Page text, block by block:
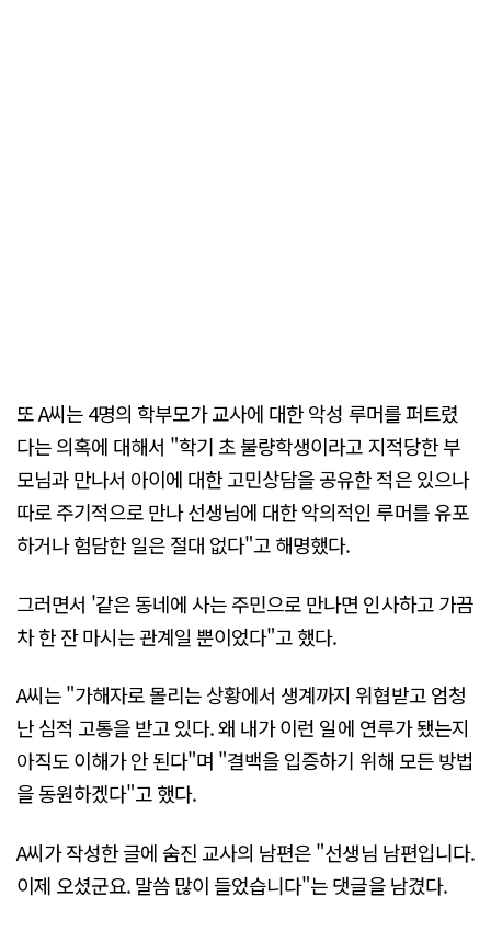
또 A씨는 4명의 학부모가 교사에 대한 악성 루머를 퍼트렸
다는 의혹에 대해서 "학기 초 불량학생이라고 지적당한 부
모님과 만나서 아이에 대한 고민상담을 공유한 적은 있으나
따로 주기적으로 만나 선생님에 대한 악의적인 루머를 유포
하거나 험담한 일은 절대 없다"고 해명했다.
그러면서 '같은 동네에 사는 주민으로 만나면 인사하고 가끔
차 한 잔 마시는 관계일 뿐이었다"고 했다.
A씨는 "가해자로 몰리는 상황에서 생계까지 위협받고 엄청
난 심적 고통을 받고 있다. 왜 내가 이런 일에 연루가 됐는지
아직도 이해가 안 된다"며 "결백을 입증하기 위해 모든 방법
을 동원하겠다"고 했다.
A씨가 작성한 글에 숨진 교사의 남편은 "선생님 남편입니다.
이제 오셨군요. 말씀 많이 들었습니다"는 댓글을 남겼다.